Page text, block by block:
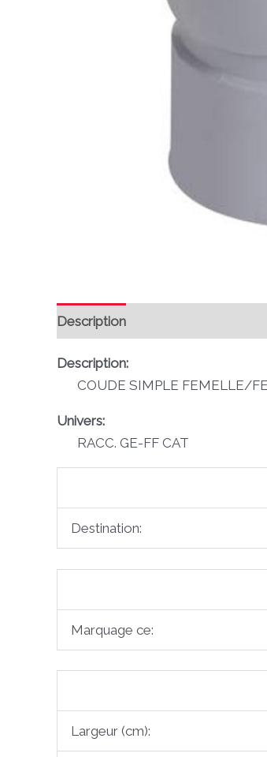
Description
Description:
COUDE SIMPLE FEMELLE/
Univers:
RACC. GE-FF CAT
Destination:
Marquage ce:
Largeur (cm):